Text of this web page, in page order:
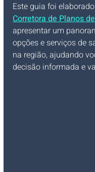
Este guia foi
Corretora de Planos
apresentar um
opções e serviços de
na região, ajudando
decisão informada e